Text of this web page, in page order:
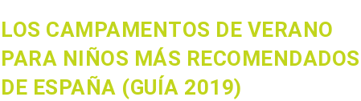
LOS CAMPAMENTOS DE VERANO
PARA NIÑOS MÁS RECOMENDADOS
DE ESPAÑA (GUÍA 2019)